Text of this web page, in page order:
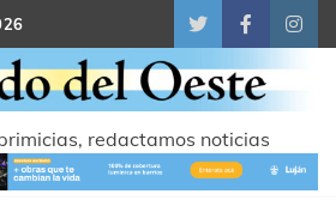
TwitterFacebook
redactamos noticias